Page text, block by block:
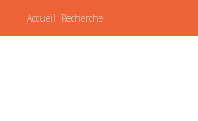
Accueil Recherche